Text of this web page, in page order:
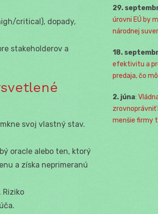
critical), dopady,
stakeholderov a
svoj vlastný stav.
oracle alebo ten, ktorý
a získa neprimeranú
Riziko
29.
úrovni EÚ by
národnej
18.
efektivitu a
predaja, čo
2. júna:
zrovnoprávniť
menšie firmy